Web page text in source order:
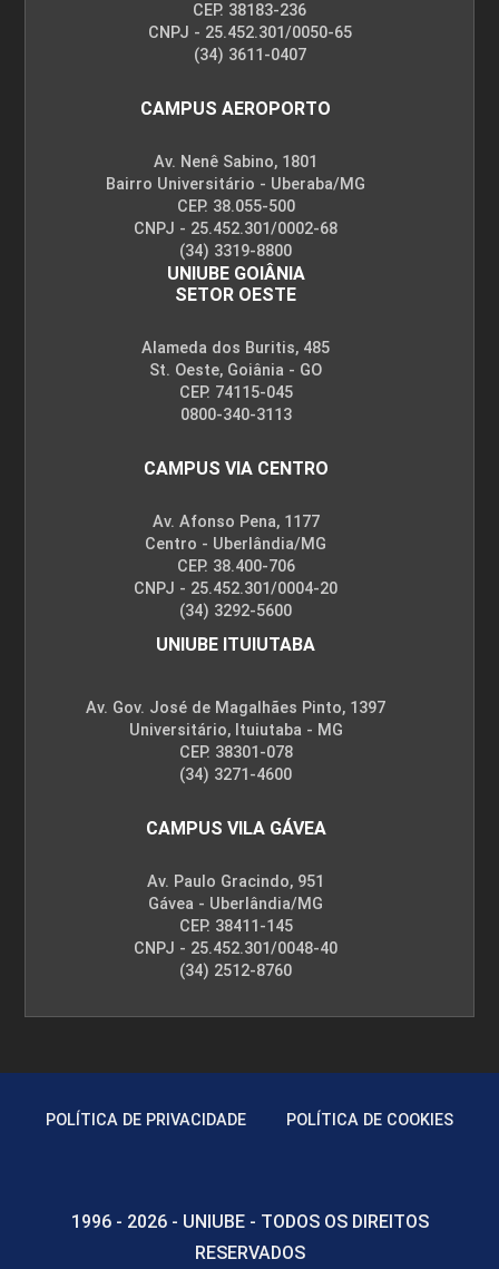
CEP. 38183-236
CNPJ - 25.452.301/0050-65
(34) 3611-0407
CAMPUS AEROPORTO
Av. Nenê Sabino, 1801
Bairro Universitário - Uberaba/MG
CEP. 38.055-500
CNPJ - 25.452.301/0002-68
(34) 3319-8800
UNIUBE GOIÂNIA
SETOR OESTE
Alameda dos Buritis, 485
St. Oeste, Goiânia - GO
CEP. 74115-045
0800-340-3113
CAMPUS VIA CENTRO
Av. Afonso Pena, 1177
Centro - Uberlândia/MG
CEP. 38.400-706
CNPJ - 25.452.301/0004-20
(34) 3292-5600
UNIUBE ITUIUTABA
Av. Gov. José de Magalhães Pinto, 1397
Universitário, Ituiutaba - MG
CEP. 38301-078
(34) 3271-4600
CAMPUS VILA GÁVEA
Av. Paulo Gracindo, 951
Gávea - Uberlândia/MG
CEP. 38411-145
CNPJ - 25.452.301/0048-40
(34) 2512-8760
POLÍTICA DE PRIVACIDADE POLÍTICA DE COOKIES
1996 - 2026 - UNIUBE - TODOS OS DIREITOS
RESERVADOS